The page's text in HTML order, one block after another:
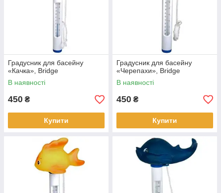
Градусник для басейну
«Качка», Bridge
В наявності
450 ₴
Купити
Градусник для басейну
«Черепахи», Bridge
В наявності
450 ₴
Купити